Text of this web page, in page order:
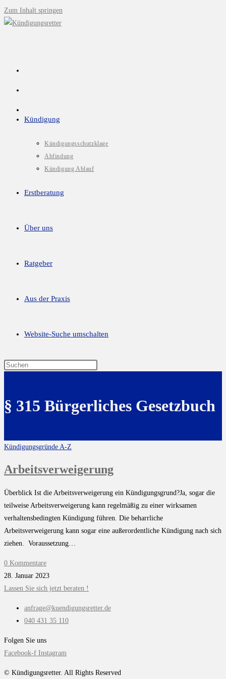
Zum Inhalt springen
Kündigung
Kündigungsschutzklage
Abfindung
Kündigung Ablauf
Erstberatung
Über uns
Ratgeber
Aus der Praxis
Website-Suche umschalten
§ 315 Bürgerliches Gesetzbuch
Kündigungsgründe A-Z
Arbeitsverweigerung
Überblick Ist die Arbeitsverweigerung ein Kündigungsgrund?Ja, sogar die
teilweise Arbeitsverweigerung kann regelmäßig zu einer wirksamen
verhaltensbedingten Kündigung führen. Die beharrliche
Arbeitsverweigerung kann sogar eine außerordentliche Kündigung nach sich
ziehen. Voraussetzung…
0 Kommentare
28. Januar 2023
Lassen Sie sich jetzt beraten !
anfrage@kuendigungsretter.de
040 431 35 110
Folgen Sie uns
Facebook-f Instagram
© Kündigungsretter. All Rights Reserved